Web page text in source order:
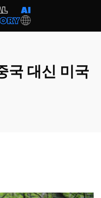
국 대신 미국